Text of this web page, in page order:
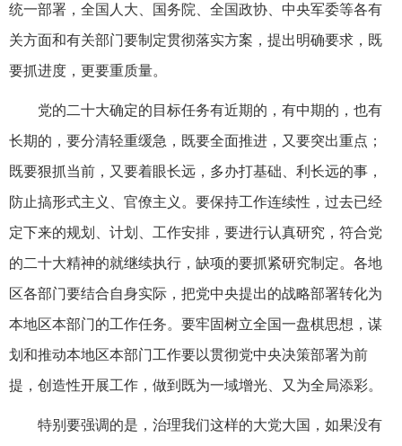
统一部署，全国人大、国务院、全国政协、中央军委等各有
关方面和有关部门要制定贯彻落实方案，提出明确要求，既
要抓进度，更要重质量。
党的二十大确定的目标任务有近期的，有中期的，也有
长期的，要分清轻重缓急，既要全面推进，又要突出重点；
既要狠抓当前，又要着眼长远，多办打基础、利长远的事，
防止搞形式主义、官僚主义。要保持工作连续性，过去已经
定下来的规划、计划、工作安排，要进行认真研究，符合党
的二十大精神的就继续执行，缺项的要抓紧研究制定。各地
区各部门要结合自身实际，把党中央提出的战略部署转化为
本地区本部门的工作任务。要牢固树立全国一盘棋思想，谋
划和推动本地区本部门工作要以贯彻党中央决策部署为前
提，创造性开展工作，做到既为一域增光、又为全局添彩。
特别要强调的是，治理我们这样的大党大国，如果没有